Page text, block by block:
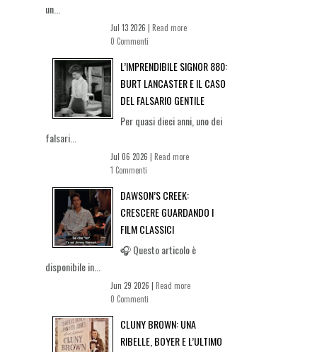
un...
Jul 13 2026 | Read more
0 Commenti
L’IMPRENDIBILE SIGNOR 880:
BURT LANCASTER E IL CASO
DEL FALSARIO GENTILE
Per quasi dieci anni, uno dei
falsari...
Jul 06 2026 | Read more
1 Commenti
DAWSON’S CREEK:
CRESCERE GUARDANDO I
FILM CLASSICI
🎧 Questo articolo è
disponibile in...
Jun 29 2026 | Read more
0 Commenti
CLUNY BROWN: UNA
RIBELLE, BOYER E L’ULTIMO